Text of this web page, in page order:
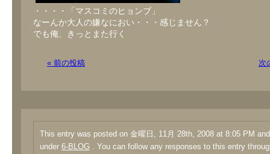
・・・・「マスコミのヒョンブ」
なーんか大人の嫌なにおい・・・感じません？
でも俺、きっとまた行く
« 前の投稿 次
This entry was posted on 金曜日, 11月 28th, 2008 at 8:05 PM
under 6-BLOG . You can follow any responses to this entry